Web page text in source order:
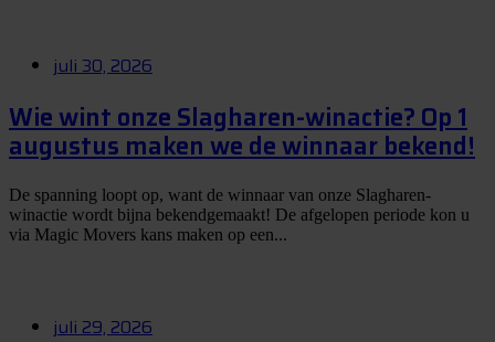
juli 30, 2026
Wie wint onze Slagharen-winactie? Op 1
augustus maken we de winnaar bekend!
De spanning loopt op, want de winnaar van onze Slagharen-
winactie wordt bijna bekendgemaakt! De afgelopen periode kon u
via Magic Movers kans maken op een...
juli 29, 2026